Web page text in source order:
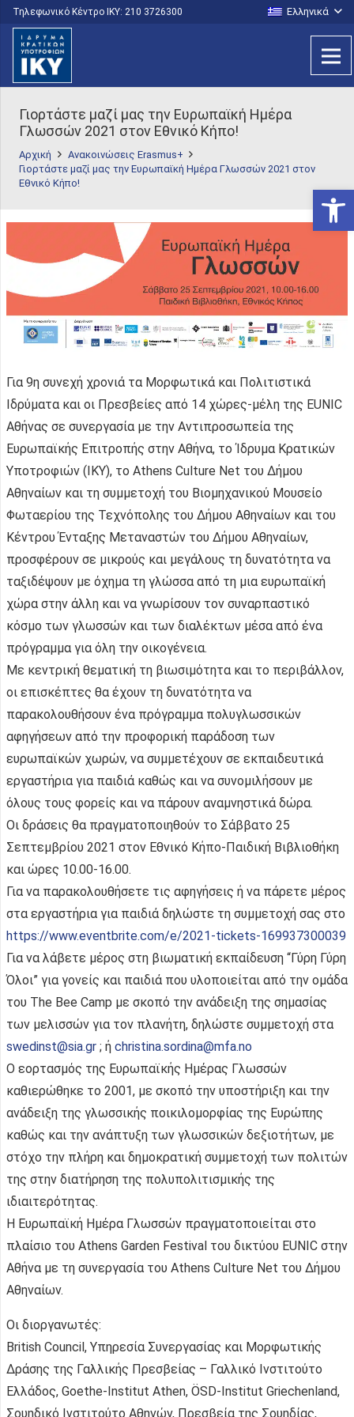
Τηλεφωνικό Κέντρο IKY: 210 3726300 Ελληνικά
Γιορτάστε μαζί μας την Ευρωπαϊκή Ημέρα
Γλωσσών 2021 στον Εθνικό Κήπο!
Αρχική
Ανακοινώσεις Erasmus+
Γιορτάστε μαζί μας την Ευρωπαϊκή Ημέρα Γλωσσών 2021 στον
Εθνικό Κήπο!
Για 9η συνεχή χρονιά τα Μορφωτικά και Πολιτιστικά
Ιδρύματα και οι Πρεσβείες από 14 χώρες-μέλη της EUNIC
Αθήνας σε συνεργασία με την Αντιπροσωπεία της
Ευρωπαϊκής Επιτροπής στην Αθήνα, το Ίδρυμα Κρατικών
Υποτροφιών (IKY), το Athens Culture Net του Δήμου
Αθηναίων και τη συμμετοχή του Βιομηχανικού Μουσείο
Φωταερίου της Τεχνόπολης του Δήμου Αθηναίων και του
Κέντρου Ένταξης Μεταναστών του Δήμου Αθηναίων,
προσφέρουν σε μικρούς και μεγάλους τη δυνατότητα να
ταξιδέψουν με όχημα τη γλώσσα από τη μια ευρωπαϊκή
χώρα στην άλλη και να γνωρίσουν τον συναρπαστικό
κόσμο των γλωσσών και των διαλέκτων μέσα από ένα
πρόγραμμα για όλη την οικογένεια.
Με κεντρική θεματική τη βιωσιμότητα και το περιβάλλον,
οι επισκέπτες θα έχουν τη δυνατότητα να
παρακολουθήσουν ένα πρόγραμμα πολυγλωσσικών
αφηγήσεων από την προφορική παράδοση των
ευρωπαϊκών χωρών, να συμμετέχουν σε εκπαιδευτικά
εργαστήρια για παιδιά καθώς και να συνομιλήσουν με
όλους τους φορείς και να πάρουν αναμνηστικά δώρα.
Oι δράσεις θα πραγματοποιηθούν το Σάββατο 25
Σεπτεμβρίου 2021 στον Εθνικό Κήπο-Παιδική Βιβλιοθήκη
και ώρες 10.00-16.00.
Για να παρακολουθήσετε τις αφηγήσεις ή να πάρετε μέρος
στα εργαστήρια για παιδιά δηλώστε τη συμμετοχή σας στο
https://www.eventbrite.com/e/2021-tickets-169937300039
Για να λάβετε μέρος στη βιωματική εκπαίδευση “Γύρη Γύρη
Όλοι” για γονείς και παιδιά που υλοποιείται από την ομάδα
του The Bee Camp με σκοπό την ανάδειξη της σημασίας
των μελισσών για τον πλανήτη, δηλώστε συμμετοχή στα
swedinst@sia.gr ; ή christina.sordina@mfa.no
O εορτασμός της Ευρωπαϊκής Ημέρας Γλωσσών
καθιερώθηκε το 2001, με σκοπό την υποστήριξη και την
ανάδειξη της γλωσσικής ποικιλομορφίας της Ευρώπης
καθώς και την ανάπτυξη των γλωσσικών δεξιοτήτων, με
στόχο την πλήρη και δημοκρατική συμμετοχή των πολιτών
της στην διατήρηση της πολυπολιτισμικής της
ιδιαιτερότητας.
Η Ευρωπαϊκή Ημέρα Γλωσσών πραγματοποιείται στο
πλαίσιο του Athens Garden Festival του δικτύου EUNIC στην
Αθήνα με τη συνεργασία του Athens Culture Net του Δήμου
Αθηναίων.
Οι διοργανωτές:
British Council, Υπηρεσία Συνεργασίας και Μορφωτικής
Δράσης της Γαλλικής Πρεσβείας – Γαλλικό Ινστιτούτο
Ελλάδος, Goethe-Institut Athen, ÖSD-Institut Griechenland,
Σουηδικό Ινστιτούτο Αθηνών, Πρεσβεία της Σουηδίας,